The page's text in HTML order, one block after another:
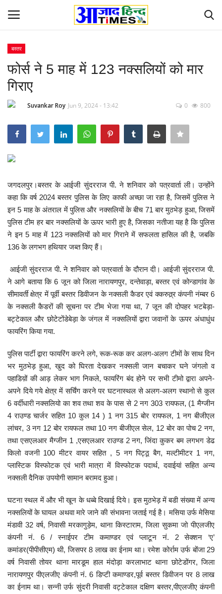
Home
Contact
देश-विदेश
छत्तीसगढ़ राज्य
दुनिया
मनोरंजन
सेहत
धर्म
करियर
खेल
बिजनेस
फोटो
वीडियो
बस्तर
फोर्स ने 5 माह में 123 नक्सलियों को मार
गिराए
Suvankar Roy Jun 9, 2024 - 13:42 0 800
जगदलपुर।बस्तर के आईजी सुंदरराज पी. ने शनिवार को पत्रवार्ता ली। उन्होंने
कहा कि वर्ष 2024 बस्तर पुलिस के लिए काफी अच्छा जा रहा है, जिसमें पुलिस ने
इन 5 माह के अंतराल में पुलिस और नक्सलियों के बीच 71 बार मुठभेड़ हुआ, जिसमें
पुलिस टीम हर बार नक्सलियों के ऊपर भारी हुए है, जिसका नतीजा यह है कि पुलिस
ने इन 5 माह में 123 नक्सलियों को मार गिराने में सफलता हासिल की है, जबकि
136 के लगभग हथियार जब्त किए हैं।
आईजी सुंदरराज पी. ने शनिवार को पत्रवार्ता के दौरान दी। आईजी सुंदरराज पी.
ने आगे बताया कि 6 जून को जिला नारायणपुर, दन्तेवाड़ा, बस्तर एवं कोन्डागांव के
सीमावर्ती क्षेत्र में पूर्वी बस्तर डिवीजन के नक्सली कैडर एवं क्करुत्र्र कंपनी नंम्बर 6
के नक्सली कैडरों की सूचना पर टीम भेजा गया था, 7 जून की दोपहर भटबेड़ा-
बट्टेकाल और छोटेटोंडेबेड़ा के जंगल में नक्सलियों द्वारा जवानों के ऊपर अंधाधुंध
फायरिंग किया गया.
पुलिस पार्टी द्वारा फायरिंग करने लगे, रूक-रूक कर अलग-अलग टीमों के साथ दिन
भर मुठभेड़ हुआ, खुद को घिरता देखकर नक्सली जान बचाकर घने जंगलो व
पहाडिय़ों की आड़ लेकर भाग निकले, फायरिंग बंद होने पर सभी टीमो द्वारा अपने-
अपने दिये गये क्षेत्र में सर्चिंग करने पर घटनास्थल से अलग-अलग स्थानो से कुल
6 वर्दीधारी नक्सलियो का शव तथा शव के पास से 2 नग 303 रायफल, (1 मैग्जीन
4 राउण्ड चार्जर सहित 10 कुल 14 ) 1 नग 315 बोर रायफल, 1 नग बीजीएल
लांचर, 3 नग 12 बोर रायफल तथा 10 नग बीजीएल सेल, 12 बोर का पोच 2 नग,
तथा एसएलआर मैग्जीन 1 ,एसएलआर राउण्ड 2 नग, जिंदा कुकर बम लगभग डेढ
किलो वजनी 100 मीटर वायर सहित , 5 नग पिट्ठू बैग, मल्टीमीटर 1 नग,
प्लास्टिक विस्फोटक एवं भारी मात्रा में विस्फोटक पदार्थ, दवाईयां सहित अन्य
नक्सली दैनिक उपयोगी सामान बरामद हुआ।
घटना स्थल में और भी खून के धब्बे दिखाई दिये। इस मुठभेड़ में बडी संख्या में अन्य
नक्सलियों के घायल अथवा मारे जाने की संभावना जताई गई है। मसिया उर्फ मेसिया
मंडावी 32 वर्ष, निवासी मरकागुड़ेम, थाना किस्टाराम, जिला सुकमा जो पीएलजीए
कंपनी नं. 6 / स्नाईपर टीम कमाण्डर एवं प्लाटून नं. 2 सेक्शन ‘ए’
कमांडर(पीपीसीएम) थी, जिसपर 8 लाख का ईनाम था। रमेश कोर्राम उर्फ बोंजा 29
वर्ष निवासी तोयर थाना मारडूम हाल मंदोड़ा करलाभाट थाना छोटेडोंगर, जिला
नारायणपुर पीएलजीए कंपनी नं. 6 डिप्टी कमाण्डर,पूर्व बस्तर डिवीजन पर 8 लाख
का ईनाम था। सन्नी उर्फ सुंदरी निवासी वट्टेकाल दक्षिण बस्तर,पीएलजीए कंपनी